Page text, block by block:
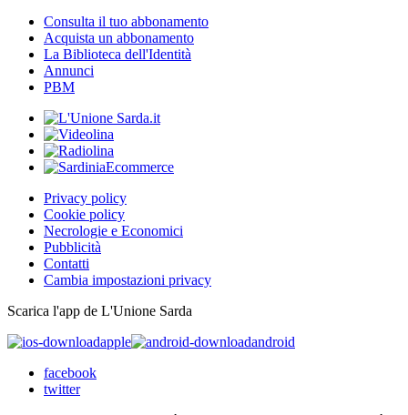
Consulta il tuo abbonamento
Acquista un abbonamento
La Biblioteca dell'Identità
Annunci
PBM
Privacy policy
Cookie policy
Necrologie e Economici
Pubblicità
Contatti
Cambia impostazioni privacy
Scarica l'app de L'Unione Sarda
apple
android
facebook
twitter